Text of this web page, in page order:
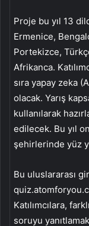
Proje bu yıl 13
Ermenice,
Portekizce,
Afrikanca.
sıra yapay zeka
olacak. Yarış
kullanılarak
edilecek. Bu yıl
şehirlerinde yüz
Bu uluslararası
Katılımcılara,
soruyu